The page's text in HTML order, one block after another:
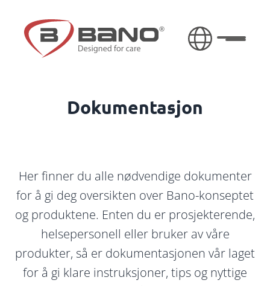
Åpne/
Dokumentasjon
Her finner du alle nødvendige dokumenter
for å gi deg oversikten over Bano-konseptet
og produktene. Enten du er prosjekterende,
helsepersonell eller bruker av våre
produkter, så er dokumentasjonen vår laget
for å gi klare instruksjoner, tips og nyttige